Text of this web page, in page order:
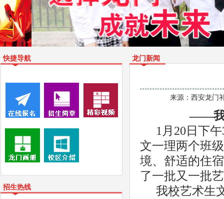
快捷导航
招生热线
龙门新闻
来源： 西安龙门
——我
1月20日下
文一理两个班
境、舒适的住
了一批又一批
我校艺术生